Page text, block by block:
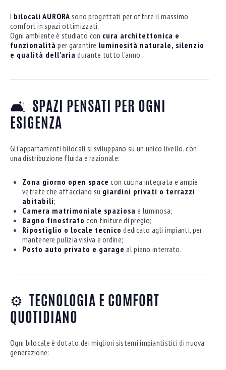
I bilocali AURORA sono progettati per offrire il massimo
comfort in spazi ottimizzati.
Ogni ambiente è studiato con cura architettonica e
funzionalità per garantire luminosità naturale, silenzio
e qualità dell’aria durante tutto l’anno.
🛋️ SPAZI PENSATI PER OGNI
ESIGENZA
Gli appartamenti bilocali si sviluppano su un unico livello, con
una distribuzione fluida e razionale:
Zona giorno open space con cucina integrata e ampie
vetrate che affacciano su giardini privati o terrazzi
abitabili;
Camera matrimoniale spaziosa e luminosa;
Bagno finestrato con finiture di pregio;
Ripostiglio o locale tecnico dedicato agli impianti, per
mantenere pulizia visiva e ordine;
Posto auto privato e garage al piano interrato.
⚙️
TECNOLOGIA E COMFORT
QUOTIDIANO
Ogni bilocale è dotato dei migliori sistemi impiantistici di nuova
generazione: